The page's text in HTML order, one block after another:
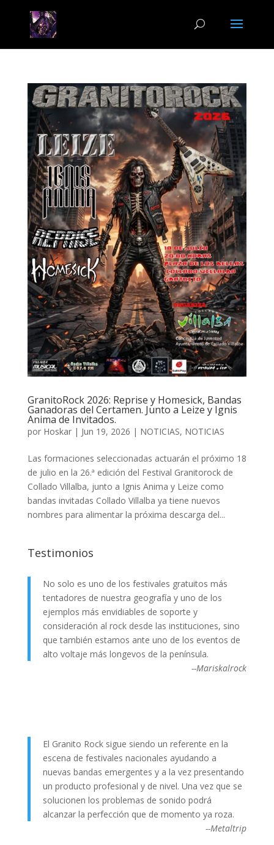
GranitoRock 2026: Reprise y Homesick, Bandas
Ganadoras del Certamen. Junto a Leize y Ignis
Anima de Invitados.
por Hoskar| Jun 19, 2026 | NOTICIAS, NOTICIAS
Las formaciones seleccionadas actuarán el próximo 18
de julio en la 26.ª edición del Festival Granitorock de
Collado Villalba, junto a Ignis Anima y Leize como
bandas invitadas Collado Villalba ya tiene nuevos
nombres para alimentar la próxima descarga del...
Testimonios
No solo es uno de los festivales gratuitos más
tentadores de nuestra geografía y uno de los
ejemplos más envidiables de soporte y
consideración al rock desde las instituciones, sino
que también estamos ante uno de los eventos de
alto voltaje más longevos de la península.
--Mariskalrock
El Granito Rock sigue siendo un referente en la
escena de festivales nacionales ayudando a
nuevas bandas emergentes y a la vez presentando
un producto profesional y de nivel. Una vez que se
solucionen los problemas de sonido podrá
alcanzar la perfección que de momento ya roza.
--Metaltrip